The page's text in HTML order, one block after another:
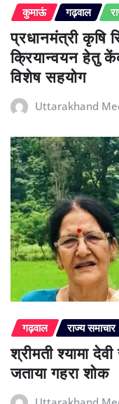
कुमाऊं गढ़वाल
प्रधानमंत्री कृषि
क्रियान्वयन हेतु
विशेष सहयोग
Uttarakhand
गढ़वाल राज्य समाचार
श्रीमती श्यामा
जताया गहरा शोक